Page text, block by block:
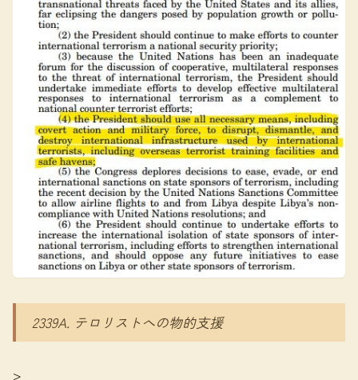
2339A. テロリストへの物的支援
>